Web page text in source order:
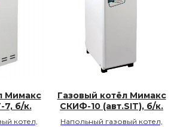
Мимакс
б/к.
котел,
Газовый котёл Мимакс
СКИФ-10 (авт.SIT), б/к.
Напольный газовый котел,